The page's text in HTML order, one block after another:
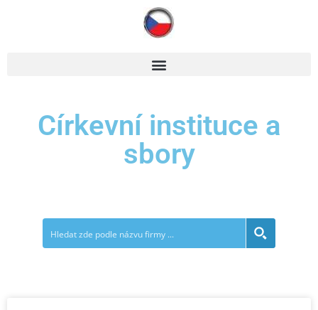
Církevní instituce a
sbory